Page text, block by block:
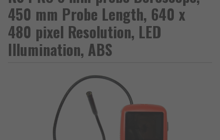
450 mm Probe Length, 640 x
480 pixel Resolution, LED
Illumination, ABS